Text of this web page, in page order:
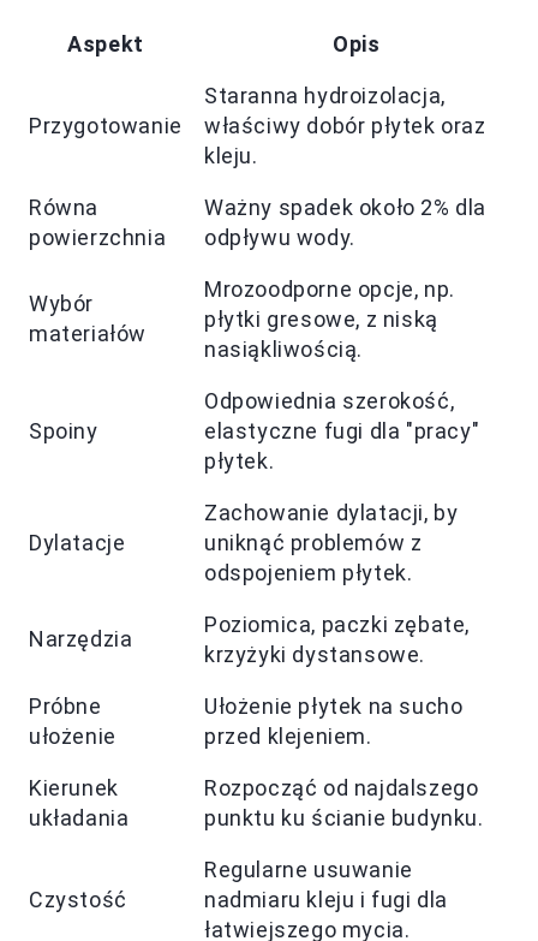
Aspekt Opis
Przygotowanie
Staranna hydroizolacja,
właściwy dobór płytek oraz
kleju.
Równa
powierzchnia
Ważny spadek około 2% dla
odpływu wody.
Wybór
materiałów
Mrozoodporne opcje, np.
płytki gresowe, z niską
nasiąkliwością.
Spoiny
Odpowiednia szerokość,
elastyczne fugi dla "pracy"
płytek.
Dylatacje
Zachowanie dylatacji, by
uniknąć problemów z
odspojeniem płytek.
Narzędzia
Poziomica, paczki zębate,
krzyżyki dystansowe.
Próbne
ułożenie
Ułożenie płytek na sucho
przed klejeniem.
Kierunek
układania
Rozpocząć od najdalszego
punktu ku ścianie budynku.
Czystość
Regularne usuwanie
nadmiaru kleju i fugi dla
łatwiejszego mycia.